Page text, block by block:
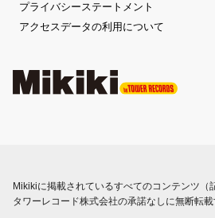
プライバシーステートメント
アクセスデータの利用について
Mikikiに掲載されているすべてのコンテンツ（
タワーレコード株式会社の承諾なしに無断転載